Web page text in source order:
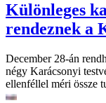
Különleges
rendeznek a
December 28-án
négy Karácsonyi
ellenféllel méri össze